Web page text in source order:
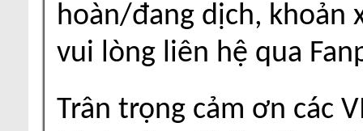
hoàn/đang dịch, khoản
vui lòng liên hệ qua
Trân trọng cảm ơn các